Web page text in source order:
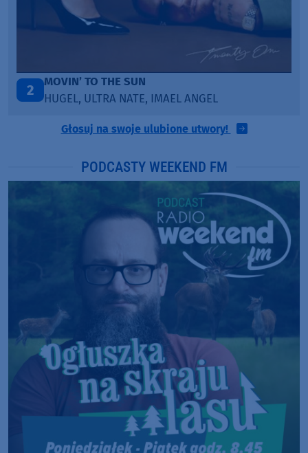
3
TAŃCZ!
BLETKA
Głosuj na swoje ulubione utwory!
PODCASTY WEEKEND FM